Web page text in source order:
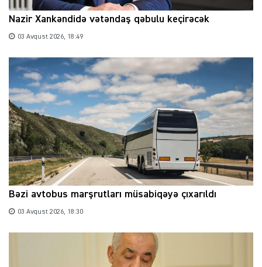
Nazir Xankəndidə vətəndaş qəbulu keçirəcək
03 Avqust 2026, 18:49
Bəzi avtobus marşrutları müsabiqəyə çıxarıldı
03 Avqust 2026, 18:30